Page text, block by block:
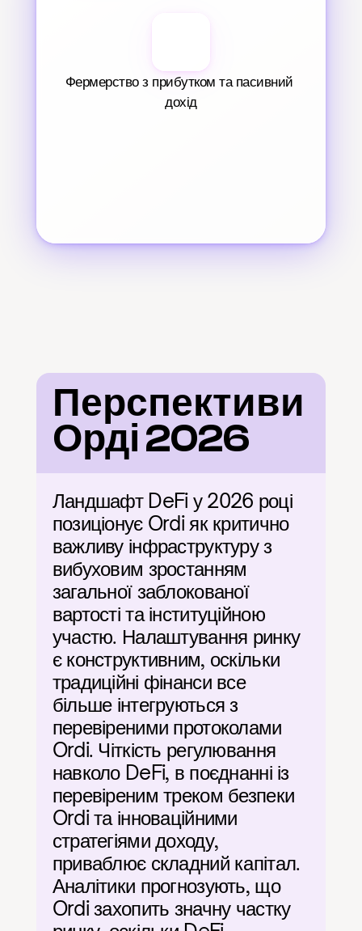
Фермерство з прибутком та пасивний
дохід
Перспективи
Орді 2026
Ландшафт DeFi у 2026 році
позиціонує Ordi як критично
важливу інфраструктуру з
вибуховим зростанням
загальної заблокованої
вартості та інституційною
участю. Налаштування ринку
є конструктивним, оскільки
традиційні фінанси все
більше інтегруються з
перевіреними протоколами
Ordi. Чіткість регулювання
навколо DeFi, в поєднанні із
перевіреним треком безпеки
Ordi та інноваційними
стратегіями доходу,
приваблює складний капітал.
Аналітики прогнозують, що
Ordi захопить значну частку